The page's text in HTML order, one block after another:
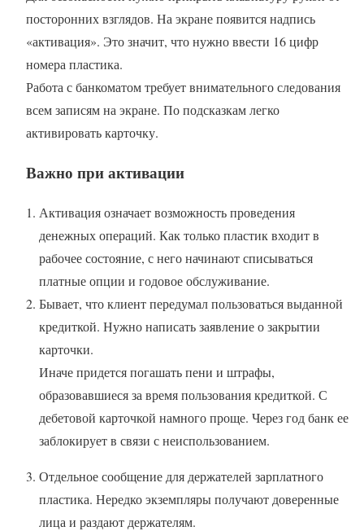
посторонних взглядов. На экране появится надпись
«активация». Это значит, что нужно ввести 16 цифр
номера пластика.
Работа с банкоматом требует внимательного следования
всем записям на экране. По подсказкам легко
активировать карточку.
Важно при активации
Активация означает возможность проведения
денежных операций. Как только пластик входит в
рабочее состояние, с него начинают списываться
платные опции и годовое обслуживание.
Бывает, что клиент передумал пользоваться выданной
кредиткой. Нужно написать заявление о закрытии
карточки.
Иначе придется погашать пени и штрафы,
образовавшиеся за время пользования кредиткой. С
дебетовой карточкой намного проще. Через год банк ее
заблокирует в связи с неиспользованием.
Отдельное сообщение для держателей зарплатного
пластика. Нередко экземпляры получают доверенные
лица и раздают держателям.